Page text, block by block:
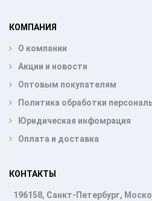
КОМПАНИЯ
О компании
Акции и новости
Оптовым покупателям
Политика обработки
Юридическая инфомрация
Оплата и доставка
КОНТАКТЫ
196158, Санкт-Петербург,